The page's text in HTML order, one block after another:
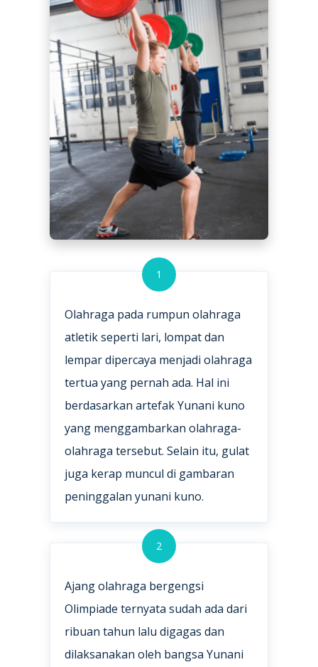
1
Olahraga pada rumpun olahraga
atletik seperti lari, lompat dan
lempar dipercaya menjadi olahraga
tertua yang pernah ada. Hal ini
berdasarkan artefak Yunani kuno
yang menggambarkan olahraga-
olahraga tersebut. Selain itu, gulat
juga kerap muncul di gambaran
peninggalan yunani kuno.
2
Ajang olahraga bergengsi
Olimpiade ternyata sudah ada dari
ribuan tahun lalu digagas dan
dilaksanakan oleh bangsa Yunani